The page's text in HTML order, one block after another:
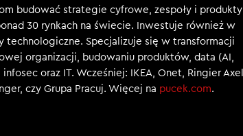
budować strategie cyfrowe, zespoły i produkty
30 rynkach na świecie. Inwestuje również w
technologiczne. Specjalizuje się w transformacji
organizacji, budowaniu produktów, data (AI,
infosec oraz IT. Wcześniej: IKEA, Onet, Ringier Axel
czy Grupa Pracuj. Więcej na pucek.com.